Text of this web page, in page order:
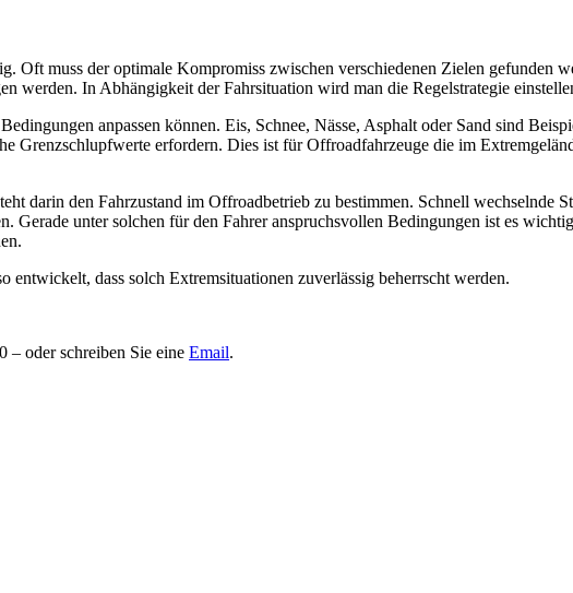
Oft muss der optimale Kompromiss zwischen verschiedenen Zielen
werden. In Abhängigkeit der Fahrsituation wird man die Regelstrategie
anpassen können. Eis, Schnee, Nässe, Asphalt oder Sand sind
Grenzschlupfwerte erfordern. Dies ist für Offroadfahrzeuge die im
darin den Fahrzustand im Offroadbetrieb zu bestimmen. Schnell
Gerade unter solchen für den Fahrer anspruchsvollen Bedingungen ist es
entwickelt, dass solch Extremsituationen zuverlässig beherrscht werden.
– oder schreiben Sie eine Email.